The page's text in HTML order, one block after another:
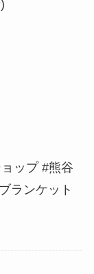
ップ #熊谷
ランケット